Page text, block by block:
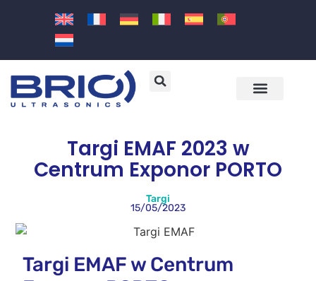
Targi EMAF 2023 w
Centrum Exponor PORTO
Targi
15/05/2023
Targi EMAF w Centrum